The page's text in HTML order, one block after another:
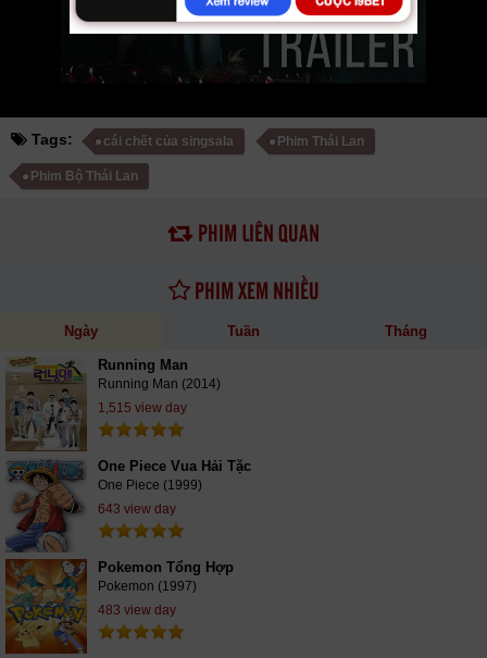
download phim Cái Chết Của Singsala vtv HTV SCTV GOTV FullHD mới
nhất. Mời các bạn đón xem bộ phimCái Chết Của Singsala13/13
Tags: cái chết của singsala Phim Thái Lan
Phim Bộ Thái Lan
PHIM LIÊN QUAN
PHIM XEM NHIỀU
Ngày Tuần Tháng
Running Man
Running Man (2014)
1,515 view day
One Piece Vua Hải Tặc
One Piece (1999)
643 view day
Pokemon Tổng Hợp
Pokemon (1997)
483 view day